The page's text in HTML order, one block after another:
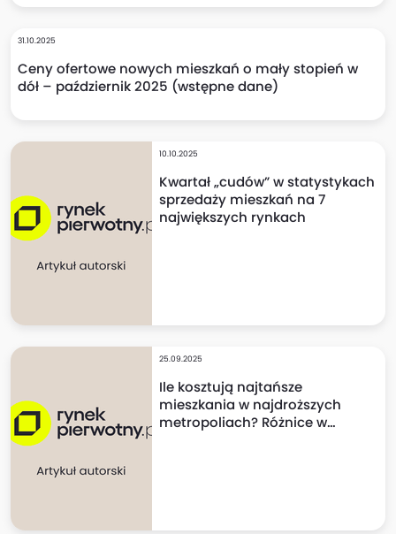
31.10.2025
Ceny ofertowe nowych mieszkań o mały stopień w
dół – październik 2025 (wstępne dane)
10.10.2025
Kwartał „cudów” w statystykach
sprzedaży mieszkań na 7
największych rynkach
25.09.2025
Ile kosztują najtańsze
mieszkania w najdroższych
metropoliach? Różnice w